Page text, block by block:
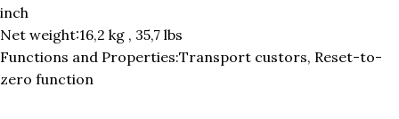
inch
Net weight:16,2 kg , 35,7 lbs
Functions and Properties:Transport custors, Reset-to-
zero function